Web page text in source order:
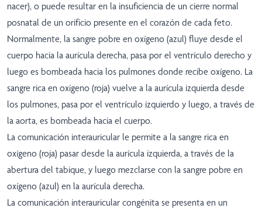
nacer), o puede resultar en la insuficiencia de un cierre normal
posnatal de un orificio presente en el corazón de cada feto.
Normalmente, la sangre pobre en oxígeno (azul) fluye desde el
cuerpo hacia la aurícula derecha, pasa por el ventrículo derecho y
luego es bombeada hacia los pulmones donde recibe oxígeno. La
sangre rica en oxígeno (roja) vuelve a la aurícula izquierda desde
los pulmones, pasa por el ventrículo izquierdo y luego, a través de
la aorta, es bombeada hacia el cuerpo.
La comunicación interauricular le permite a la sangre rica en
oxígeno (roja) pasar desde la aurícula izquierda, a través de la
abertura del tabique, y luego mezclarse con la sangre pobre en
oxígeno (azul) en la aurícula derecha.
La comunicación interauricular congénita se presenta en un